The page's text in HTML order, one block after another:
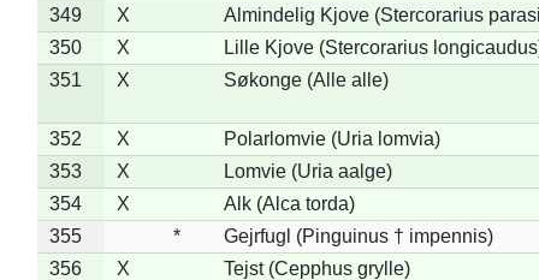
349
X
Almindelig Kjove (Stercorarius
350
X
Lille Kjove (Stercorarius
351
X Søkonge (Alle alle)
352 X
Polarlomvie (Uria lomvia)
353
X
Lomvie (Uria aalge)
354
X
Alk (Alca torda)
355
*
Gejrfugl (Pinguinus † impennis)
356
X
Tejst (Cepphus grylle)